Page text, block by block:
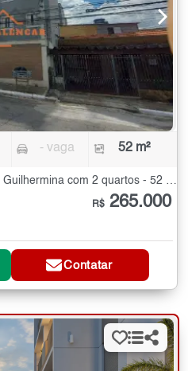
- vaga 52 m²
R$ 265.000
Contatar